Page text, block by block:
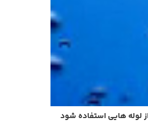
لوله هایی استفاده شود